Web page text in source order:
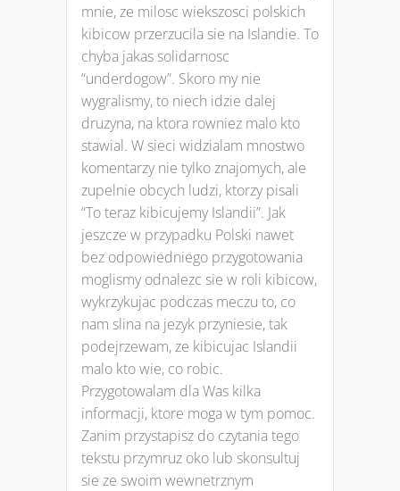
mnie, ze milosc wiekszosci polskich
kibicow przerzucila sie na Islandie. To
chyba jakas solidarnosc
“underdogow”. Skoro my nie
wygralismy, to niech idzie dalej
druzyna, na ktora rowniez malo kto
stawial. W sieci widzialam mnostwo
komentarzy nie tylko znajomych, ale
zupelnie obcych ludzi, ktorzy pisali
“To teraz kibicujemy Islandii”. Jak
jeszcze w przypadku Polski nawet
bez odpowiedniego przygotowania
moglismy odnalezc sie w roli kibicow,
wykrzykujac podczas meczu to, co
nam slina na jezyk przyniesie, tak
podejrzewam, ze kibicujac Islandii
malo kto wie, co robic.
Przygotowalam dla Was kilka
informacji, ktore moga w tym pomoc.
Zanim przystapisz do czytania tego
tekstu przymruz oko lub skonsultuj
sie ze swoim wewnetrznym